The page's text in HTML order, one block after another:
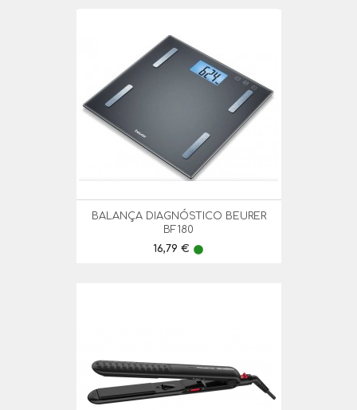
BALANÇA DIAGNÓSTICO BEURER
BF180
Preço
16,79 € lens